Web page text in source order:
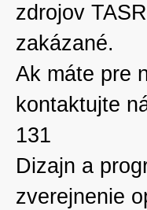
zdrojov
zakázané.
Ak máte pre
kontaktujte
131
Dizajn a
zverejnenie